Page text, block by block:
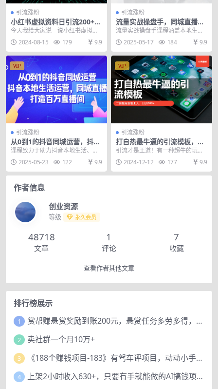
引流涨粉
小红书虚拟资料日引流200+创
业粉，单日变现5000+
今天我给大家说一说小红书虚拟资
料引流创业粉，这简直就是创业路
上的一条捷径！小红书...
2024-08-15 179 9.9
引流涨粉
流量实战操盘手，同城直播技
巧与话术，抖音来客与短视频
起号全链路
流量实战操盘手课程涵盖本地生活
认知、轻IP定位、同城直播技巧、
从公域到私域的流量...
2025-05-17 184 9.9
VIP
引流涨粉
从0到1的抖音同城运营，抖音
本地生活运营，同城直播，打
课程致力于助力抖音本地生活、引
爆同城流量，适合实体店、本地服
务商、创业者、连锁品...
2025-05-23 122 9.9
VIP
引流涨粉
打自热最牛逼的引流模板，二
剪搬运嗖嗖上人，日引300+
引流才是王道！有一种超牛的玩
法，利用简单的 AI 工具制作视频，
轻松日引 300...
2024-12-12 177 9.9
作者信息
创业资源
等级 永久会员
48718
文章
1
评论
7
收藏
查看作者其他文章
排行榜展示
1 赏帮赚悬赏奖励到账200元，悬赏任务多劳多得，人人可做。
2 卖社群一个月10万+
3 《188个赚钱项目-183》有驾车评项目，动动小手，复制粘贴赚44元！
4 上架2小时收入630+，只要有手就能做的AI搞钱项目，奶奶看完都能学会!